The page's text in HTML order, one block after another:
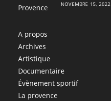
NOVEMBRE 15, 2022
A propos
Archives
Artistique
Documentaire
Évènement sportif
La provence